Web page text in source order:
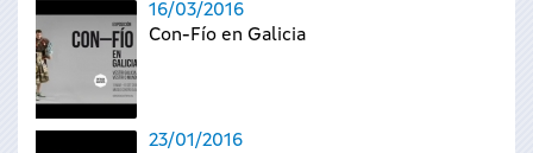
16/03/2016
Con-Fío en Galicia
23/01/2016